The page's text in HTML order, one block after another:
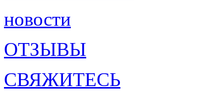
новости
ОТЗЫВЫ
СВЯЖИТЕСЬ